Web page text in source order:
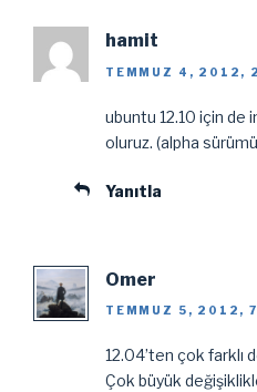
hamit
TEMMUZ 4, 2012,
ubuntu 12.10 için de
oluruz. (alpha
Yanıtla
Omer
TEMMUZ 5, 2012,
12.04’ten çok farklı
Çok büyük